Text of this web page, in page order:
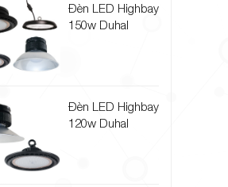
Đèn LED Highbay
150w Duhal
Đèn LED Highbay
120w Duhal